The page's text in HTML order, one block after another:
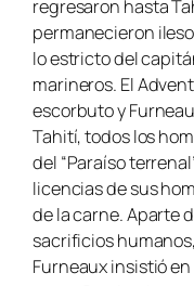
regresaron hasta
permanecieron
lo estricto del
marineros. El
escorbuto y
Tahití, todos los
del “Paraíso
licencias de sus
de la carne. Aparte
sacrificios
Furneaux insistió